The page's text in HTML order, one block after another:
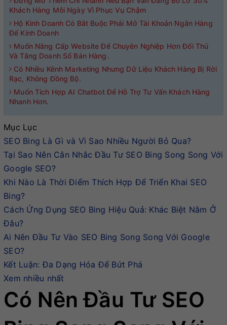
Khách Hàng Mỗi Ngày Vì Phục Vụ Chậm
Hộ Kinh Doanh Có Bắt Buộc Phải Mở Tài Khoản Ngân Hàng
Để Kinh Doanh
Muốn Nâng Cấp Website Để Chuyên Nghiệp Hơn Đối Thủ
Và Tăng Doanh Số Bán Hàng.
Có Nhiều Kênh Marketing Nhưng Dữ Liệu Khách Hàng Bị Rời
Rạc, Không Đồng Bộ.
Muốn Tích Hợp AI Chatbot Để Hỗ Trợ Tư Vấn Khách Hàng
Nhanh Hơn.
Mục Lục
SEO Bing Là Gì và Vì Sao Nhiều Người Bỏ Qua?
Tại Sao Nên Cân Nhắc Đầu Tư SEO Bing Song Song Với
Google SEO?
Khi Nào Là Thời Điểm Thích Hợp Để Triển Khai SEO
Bing?
Cách Ứng Dụng SEO Bing Hiệu Quả: Khác Biệt Nằm Ở
Đâu?
Ai Nên Đầu Tư Vào SEO Bing Song Song Với Google
SEO?
Kết Luận: Đa Dạng Hóa Để Bứt Phá
Xem nhiều nhất
Có Nên Đầu Tư SEO